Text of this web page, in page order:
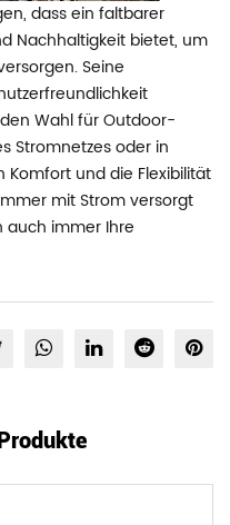
dass ein faltbarer
Nachhaltigkeit bietet, um
Seine
Wahl für Outdoor-
Stromnetzes oder in
Komfort und die Flexibilität
mit Strom versorgt
auch immer Ihre